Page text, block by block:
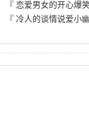
『 恋爱男女的开心爆
『 冷人的谈情说爱小